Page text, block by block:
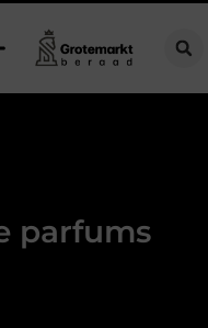
keuzes
parfums